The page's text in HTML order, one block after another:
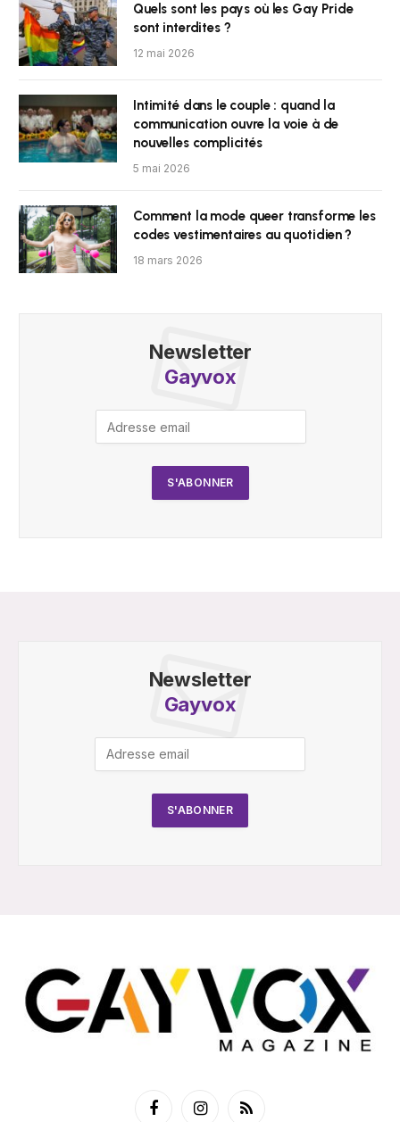
Quels sont les pays où les Gay Pride
sont interdites ?
12 mai 2026
Intimité dans le couple : quand la
communication ouvre la voie à de
nouvelles complicités
5 mai 2026
Comment la mode queer transforme les
codes vestimentaires au quotidien ?
18 mars 2026
Newsletter
Gayvox
Newsletter
Gayvox
FacebookInstagramRSS